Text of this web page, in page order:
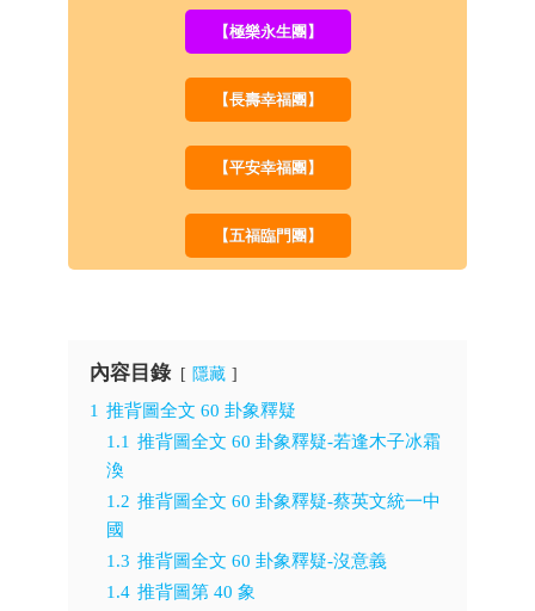
【極樂永生團】
【長壽幸福團】
【平安幸福團】
【五福臨門團】
內容目錄 隱藏
1 推背圖全文 60 卦象釋疑
1.1 推背圖全文 60 卦象釋疑-若逢木子冰霜
渙
1.2 推背圖全文 60 卦象釋疑-蔡英文統一中
國
1.3 推背圖全文 60 卦象釋疑-沒意義
1.4 推背圖第 40 象